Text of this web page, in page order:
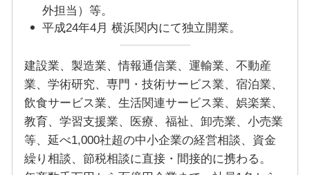
外担当）等。
平成24年4月 横浜関内にて独立開業。
建設業、製造業、情報通信業、運輸業、不動産
業、学術研究、専門・技術サービス業、宿泊業、
飲食サービス業、生活関連サービス業、娯楽業、
教育、学習支援業、医療、福祉、卸売業、小売業
等、延べ1,000社超の中小企業の経営相談、資金
繰り相談、節税相談に直接・間接的に携わる。